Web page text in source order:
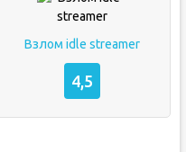
Взлом idle streamer
4,5